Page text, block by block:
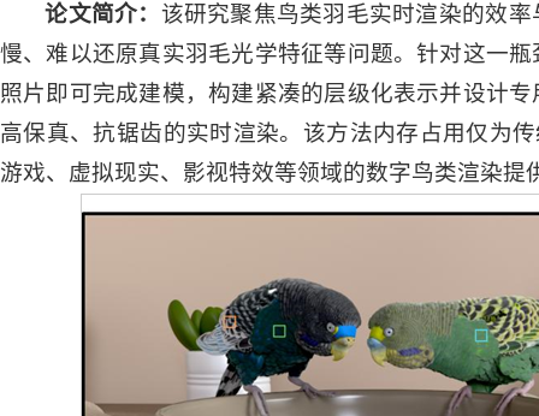
论文简介： 该研究聚焦鸟类羽毛实时渲染的效
慢、难以还原真实羽毛光学特征等问题。针对这一
照片即可完成建模，构建紧凑的层级化表示并设计
高保真、抗锯齿的实时渲染。该方法内存占用仅为
游戏、虚拟现实、影视特效等领域的数字鸟类渲染提